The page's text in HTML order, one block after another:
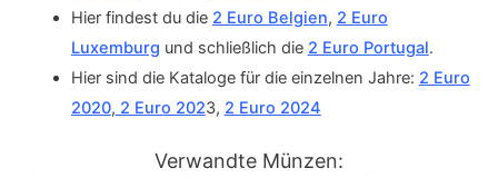
Hier findest du die 2 Euro Belgien, 2 Euro
Luxemburg und schließlich die 2 Euro Portugal.
Hier sind die Kataloge für die einzelnen Jahre: 2 Euro
2020, 2 Euro 2023, 2 Euro 2024
Verwandte Münzen: